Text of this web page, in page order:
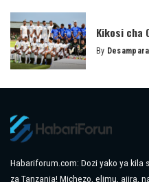
Kikosi cha
Posted
By
Habariforum.com: Dozi yako ya kila
za Tanzania! Michezo, elimu, ajira,